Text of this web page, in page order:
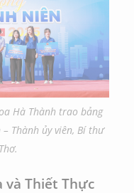
Hà Thành trao bảng
Thành ủy viên, Bí thư
và Thiết Thực